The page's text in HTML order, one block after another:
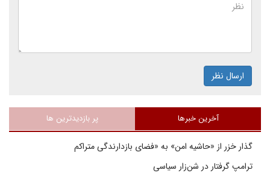
ارسال نظر
آخرین خبرها پر بازدیدترین ها
گذار خزر از «حاشیه امن» به «فضای بازدارندگی متراکم
ترامپ گرفتار در شن‌زار سیاسی